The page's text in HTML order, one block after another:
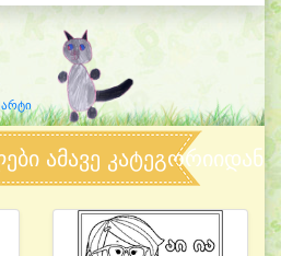
ამავე კატეგორიიდან